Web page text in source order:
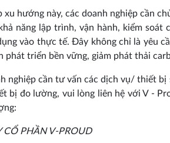
xu hướng này, các doanh nghiệp cần
năng lập trình, vận hành, kiểm
vào thực tế. Đây không chỉ là yêu
phát triển bền vững, giảm phát thải
nghiệp cần tư vấn các dịch vụ/ thiết
bị đo lường, vui lòng liên hệ với V -
CỔ PHẦN V-PROUD